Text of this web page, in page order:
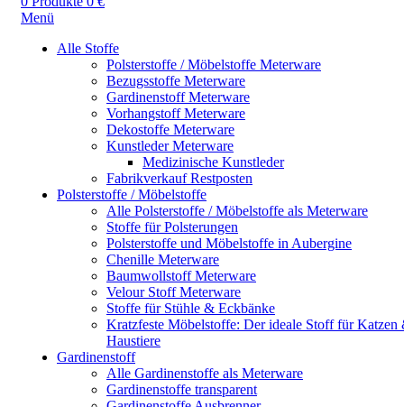
Menü
Alle Stoffe
Polsterstoffe / Möbelstoffe Meterware
Bezugsstoffe Meterware
Gardinenstoff Meterware
Vorhangstoff Meterware
Dekostoffe Meterware
Kunstleder Meterware
Medizinische Kunstleder
Fabrikverkauf Restposten
Polsterstoffe / Möbelstoffe
Alle Polsterstoffe / Möbelstoffe als Meterware
Stoffe für Polsterungen
Polsterstoffe und Möbelstoffe in Aubergine
Chenille Meterware
Baumwollstoff Meterware
Velour Stoff Meterware
Stoffe für Stühle & Eckbänke
Kratzfeste Möbelstoffe: Der ideale Stoff für Katzen
Haustiere
Gardinenstoff
Alle Gardinenstoffe als Meterware
Gardinenstoffe transparent